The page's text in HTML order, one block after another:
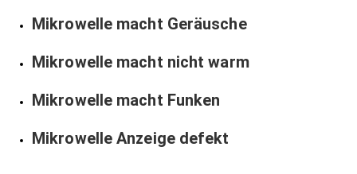
Mikrowelle macht Geräusche
Mikrowelle macht nicht warm
Mikrowelle macht Funken
Mikrowelle Anzeige defekt